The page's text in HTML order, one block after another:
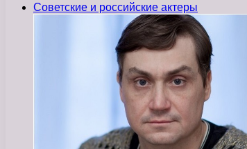
Советские и российские актеры